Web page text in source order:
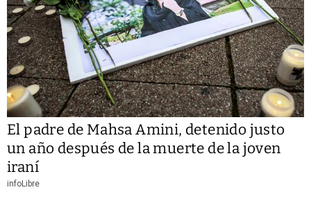
El padre de Mahsa Amini, detenido justo
un año después de la muerte de la joven
iraní
infoLibre